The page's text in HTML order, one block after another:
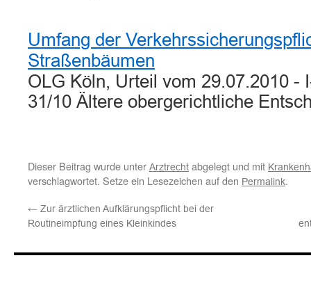
Umfang der
Straßenbäumen
OLG Köln, Urteil vom 29.07.2010 -
31/10 Ältere obergerichtliche
Dieser Beitrag wurde unter Arztrecht abgelegt und mit
verschlagwortet. Setze ein Lesezeichen auf den Permalink.
← Zur ärztlichen Aufklärungspflicht bei der
Routineimpfung eines Kleinkindes